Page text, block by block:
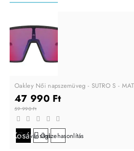
Oakley Női napszemüveg - SUTRO S -
47 990 Ft
59 990 Ft
Kosárba
Kívánságlistára
Összehasonlítás